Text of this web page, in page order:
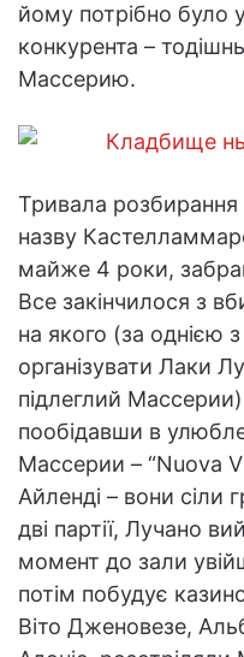
йому потрібно було
конкурента –
Массерию.
Тривала
назву
майже 4 роки,
Все закінчилося з
на якого (за однією
організувати Лаки
підлеглий
пообідавши в
Массерии – “Nuova
Айленді – вони сіли
дві партії, Лучано
момент до зали
потім побудує
Віто Дженовезе,